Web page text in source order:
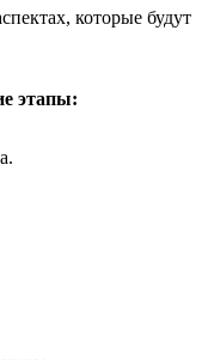
которые будут
этапы: